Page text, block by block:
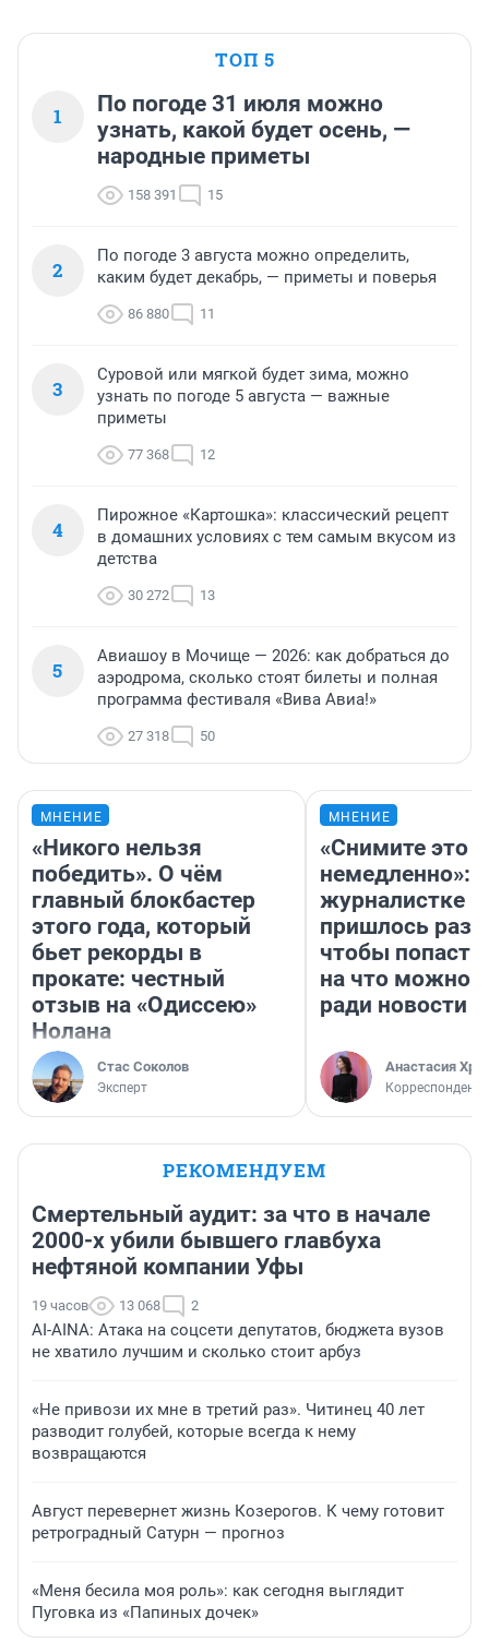
ТОП 5
1
По погоде 31 июля можно
узнать, какой будет осень, —
народные приметы
158 391 15
2
По погоде 3 августа можно определить,
каким будет декабрь, — приметы и поверья
86 880 11
3
Суровой или мягкой будет зима, можно
узнать по погоде 5 августа — важные
приметы
77 368 12
4
Пирожное «Картошка»: классический рецепт
в домашних условиях с тем самым вкусом из
детства
30 272 13
5
Авиашоу в Мочище — 2026: как добраться до
аэродрома, сколько стоят билеты и полная
программа фестиваля «Вива Авиа!»
27 318 50
МНЕНИЕ
«Никого нельзя
победить». О чём
главный блокбастер
этого года, который
бьет рекорды в
прокате: честный
отзыв на «Одиссею»
Нолана
Стас Соколов
Эксперт
МНЕНИЕ
«Снимите это
немедленно»:
журналистке
пришлось
чтобы попасть
на что можно
ради новости
Анастасия
Корреспондент
РЕКОМЕНДУЕМ
Смертельный аудит: за что в начале
2000-х убили бывшего главбуха
нефтяной компании Уфы
19 часов 13 068 2
AI-AINA: Атака на соцсети депутатов, бюджета вузов
не хватило лучшим и сколько стоит арбуз
«Не привози их мне в третий раз». Читинец 40 лет
разводит голубей, которые всегда к нему
возвращаются
Август перевернет жизнь Козерогов. К чему готовит
ретроградный Сатурн — прогноз
«Меня бесила моя роль»: как сегодня выглядит
Пуговка из «Папиных дочек»